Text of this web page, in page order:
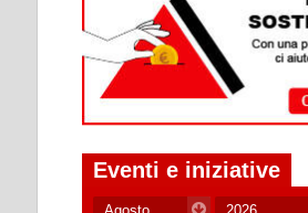
Eventi e iniziative